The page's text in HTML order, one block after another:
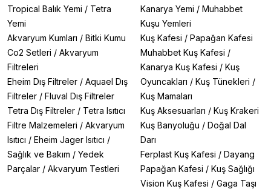
Tropical Balık Yemi / Tetra
Yemi
Akvaryum Kumları / Bitki Kumu
Co2 Setleri / Akvaryum
Filtreleri
Eheim Dış Filtreler / Aquael Dış
Filtreler / Fluval Dış Filtreler
Tetra Dış Filtreler / Tetra Isıtıcı
Filtre Malzemeleri / Akvaryum
Isıtıcı / Eheim Jager Isıtıcı /
Sağlık ve Bakım / Yedek
Parçalar / Akvaryum Testleri
Kanarya Yemi / Muhabbet
Kuşu Yemleri
Kuş Kafesi / Papağan Kafesi
Muhabbet Kuş Kafesi /
Kanarya Kuş Kafesi / Kuş
Oyuncakları / Kuş Tünekleri /
Kuş Mamaları
Kuş Aksesuarları / Kuş Krakeri
Kuş Banyoluğu / Doğal Dal
Darı
Ferplast Kuş Kafesi / Dayang
Papağan Kafesi / Kuş Sağlığı
Vision Kuş Kafesi / Gaga Taşı